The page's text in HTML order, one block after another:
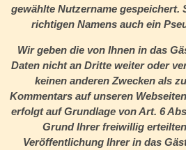
gewählte Nutzername gespeichert.
richtigen Namens auch ein
Wir geben die von Ihnen in das
Daten nicht an Dritte weiter oder
keinen anderen Zwecken als
Kommentars auf unseren
erfolgt auf Grundlage von Art. 6
Grund Ihrer freiwillig
Veröffentlichung Ihrer in das